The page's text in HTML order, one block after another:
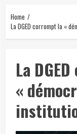
Home
La DGED corrompt la «
La
«